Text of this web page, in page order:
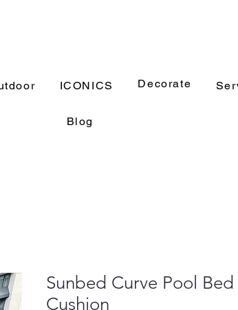
ICONICS Decorate
Blog
Sunbed Curve Pool
Cushion